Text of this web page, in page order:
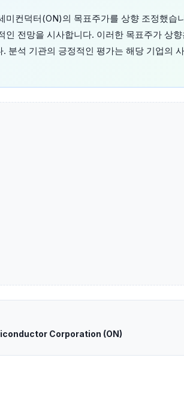
컨덕터(ON)의 목표주가를 상향 조정했습
전망을 시사합니다. 이러한 목표주가 상
분석 기관의 긍정적인 평가는 해당 기업의
Corporation (ON)